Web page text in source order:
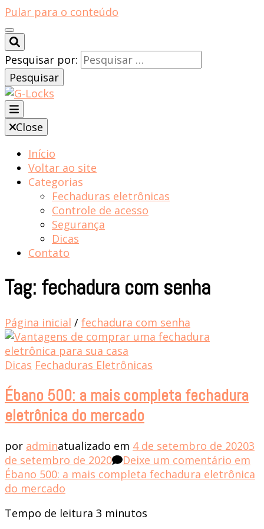
Pular para o conteúdo
Pesquisar por:
Blog | G-locks
Close
Início
Voltar ao site
Categorias
Fechaduras eletrônicas
Controle de acesso
Segurança
Dicas
Contato
Tag: fechadura com senha
Página inicial / fechadura com senha
Dicas Fechaduras Eletrônicas
Ébano 500: a mais completa fechadura
eletrônica do mercado
por adminatualizado em 4 de setembro de 20203
de setembro de 2020
Deixe um comentário em
Ébano 500: a mais completa fechadura eletrônica
do mercado
Tempo de leitura 3 minutos